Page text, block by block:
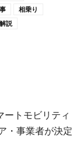
相乗り
説
ートモビリティ
・事業者が決定